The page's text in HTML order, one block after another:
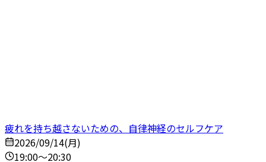
疲れを持ち越さないための、自律神経のセルフケア
2026/09/14(月)
19:00～20:30